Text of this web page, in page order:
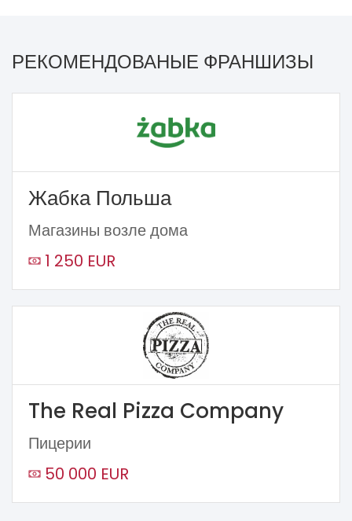
РЕКОМЕНДОВАНЫЕ ФРАНШИЗЫ
Жабка Польша
Магазины возле дома
1 250 EUR
The Real Pizza Company
Пицерии
50 000 EUR